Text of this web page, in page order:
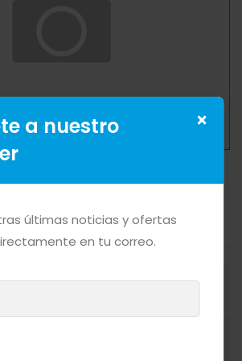
Detalle
×
a nuestro
últimas noticias y ofertas
en tu correo.